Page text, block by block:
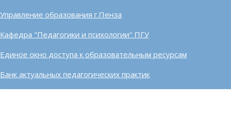
Управление образования г.Пенза
Кафедра "Педагогики и психологии" ПГУ
Единое окно доступа к образовательным ресурсам
Банк актуальных педагогических практик